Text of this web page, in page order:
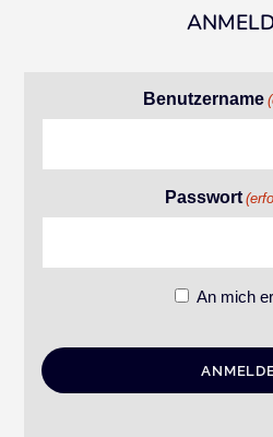
Benutzername
Passwort
An mich